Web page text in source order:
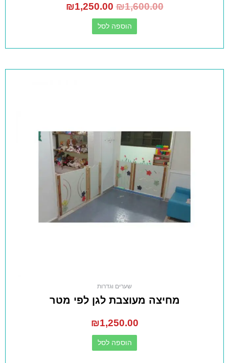
₪1,600.00
₪1,250.00
הוספה לסל
שערים וגדרות
מחיצה מעוצבת לגן לפי מטר
₪1,250.00
הוספה לסל